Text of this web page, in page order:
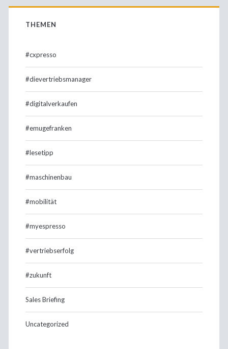
THEMEN
#cxpresso
#dievertriebsmanager
#digitalverkaufen
#emugefranken
#lesetipp
#maschinenbau
#mobilität
#myespresso
#vertriebserfolg
#zukunft
Sales Briefing
Uncategorized